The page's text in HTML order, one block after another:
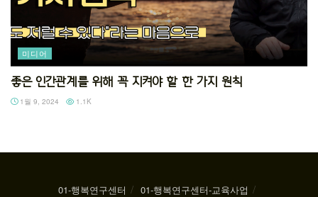
미디어
좋은 인간관계를 위해 꼭 지켜야 할 한 가지 원칙
1월 9, 2024 1.1K
01-행복연구센터
01-행복연구센터-교육사업